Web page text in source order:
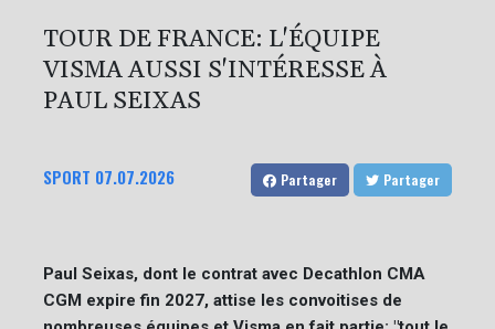
TOUR DE FRANCE: L'ÉQUIPE
VISMA AUSSI S'INTÉRESSE À
PAUL SEIXAS
SPORT 07.07.2026 Partager Partager
Paul Seixas, dont le contrat avec Decathlon CMA
CGM expire fin 2027, attise les convoitises de